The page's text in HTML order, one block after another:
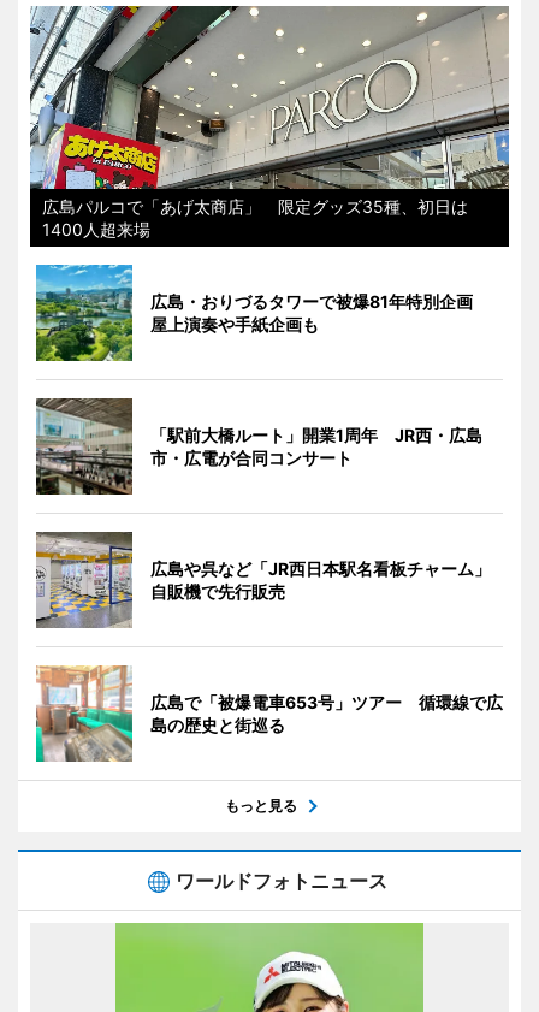
広島パルコで「あげ太商店」 限定グッズ35種、初日は
1400人超来場
広島・おりづるタワーで被爆81年特別企画
屋上演奏や手紙企画も
「駅前大橋ルート」開業1周年 JR西・広島
市・広電が合同コンサート
広島や呉など「JR西日本駅名看板チャーム」
自販機で先行販売
広島で「被爆電車653号」ツアー 循環線で広
島の歴史と街巡る
もっと見る
ワールドフォトニュース